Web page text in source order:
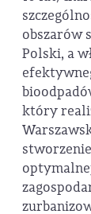
obszarów
Polski, a
który